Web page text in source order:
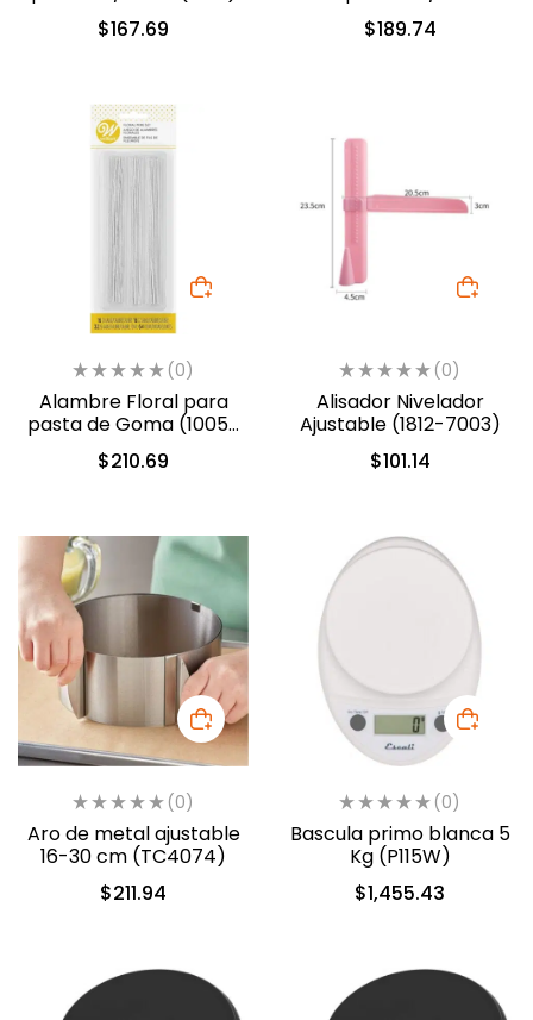
$167.69
$189.74
(0)
Alambre Floral para
pasta de Goma (1005-
4456)
$210.69
(0)
Alisador Nivelador
Ajustable (1812-7003)
$101.14
(0)
Aro de metal ajustable
16-30 cm (TC4074)
$211.94
(0)
Bascula primo blanca 5
Kg (P115W)
$1,455.43